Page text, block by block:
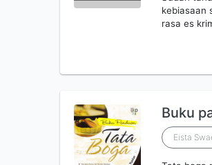
kebiasaan
rasa es
Buku
Eista